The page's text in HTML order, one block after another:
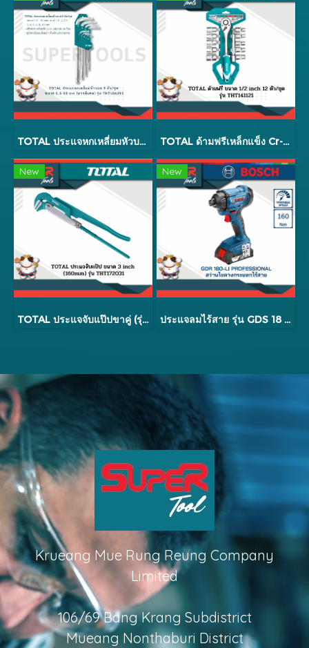
TOTAL ประแจหกเหลี่ยมหัวบอล 9 ตัว/ชุด ขนาด 1.5-10 mm (ยาวพิเศษ) รุ่น THT106292 TOTAL ด้ามฟรีเหล็กแข็ง Cr-V12 ตัว/ชุด รุ่น THT141121
New
TOTAL ประแจจับแป๊ปขาคู่ (รุ่นงานหนัก) รุ่น THT172XXX
New
ประแจลมไร้สาย รุ่น GDS 18 V-EC 250
Krueang Mue Rung Reung Company
Limited
106/69 Bang Krang Subdistrict
Mueang Nonthaburi District